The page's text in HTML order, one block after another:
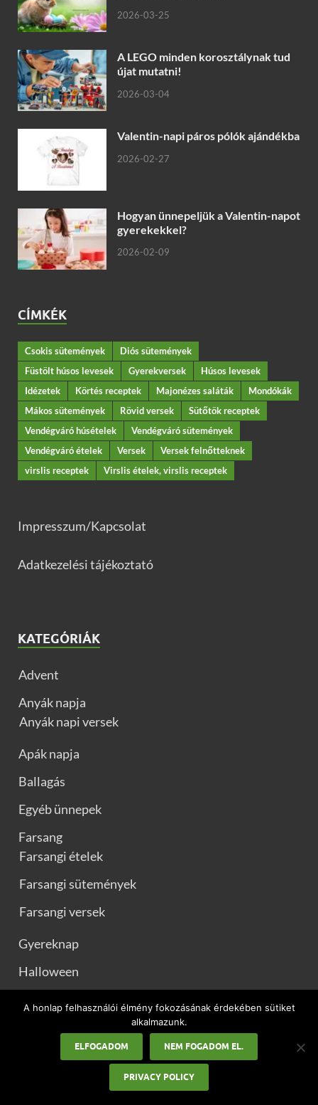
2026-03-25
A LEGO minden korosztálynak tud
újat mutatni!
2026-03-04
Valentin-napi páros pólók ajándékba
2026-02-27
Hogyan ünnepeljük a Valentin-napot
gyerekekkel?
2026-02-09
CÍMKÉK
Csokis sütemények
Diós sütemények
Füstölt húsos levesek
Gyerekversek
Húsos levesek
Idézetek
Körtés receptek Majonézes saláták
Mondókák
Mákos sütemények
Rövid versek
Sütőtök receptek
Vendégváró húsételek
Vendégváró sütemények
Vendégváró ételek
Versek
Versek felnőtteknek
virslis receptek
Virslis ételek, virslis receptek
Impresszum/Kapcsolat
Adatkezelési tájékoztató
KATEGÓRIÁK
Advent
Anyák napja
Anyák napi versek
Apák napja
Ballagás
Egyéb ünnepek
Farsang
Farsangi ételek
Farsangi sütemények
Farsangi versek
Gyereknap
Halloween
Házassági évfordulóra
Húsvéti ebéd ötletek
A honlap felhasználói élmény fokozásának érdekében sütiket
alkalmazunk.
ELFOGADOM NEM FOGADOM EL.
PRIVACY POLICY